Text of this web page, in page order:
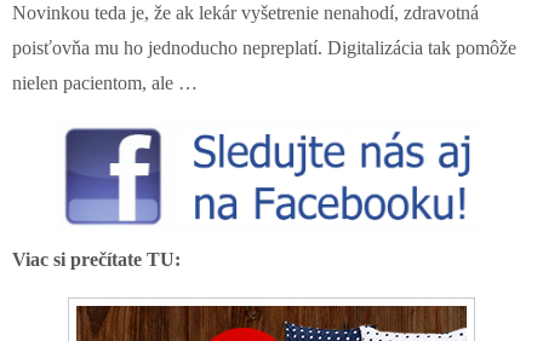
Novinkou teda je, že ak lekár vyšetrenie nenahodí, zdravotná
poisťovňa mu ho jednoducho nepreplatí. Digitalizácia tak pomôže
nielen pacientom, ale …
Viac si prečítate TU: